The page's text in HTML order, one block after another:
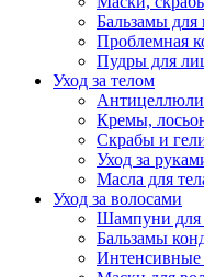
Бальзамы для
Проблемная
Пудры для
Уход за телом
Кремы,
Скрабы и
Уход за
Масла для
Уход за волосами
Шампуни для
Бальзамы
Интенсивные